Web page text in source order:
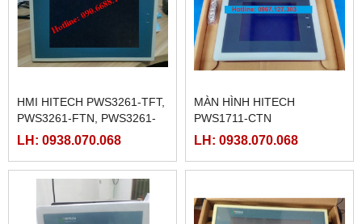
HMI HITECH PWS3261-TFT,
PWS3261-FTN, PWS3261-
DTN
LH: 0938.070.068
MÀN HÌNH HITECH
PWS1711-CTN
LH: 0938.070.068